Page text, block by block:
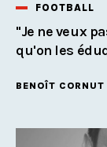
FOOTBALL
"Je ne veux
qu'on les
BENOÎT CORNUT